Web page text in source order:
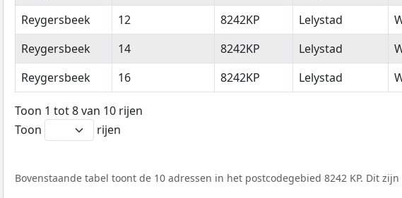
Reygersbeek
12 8242KP Lelystad
Reygersbeek
14 8242KP Lelystad
Reygersbeek
16 8242KP Lelystad
Toon 1 tot 8 van 10 rijen
Toon
rijen
Bovenstaande tabel toont de 10 adressen in het postcodegebied 8242 KP. Dit